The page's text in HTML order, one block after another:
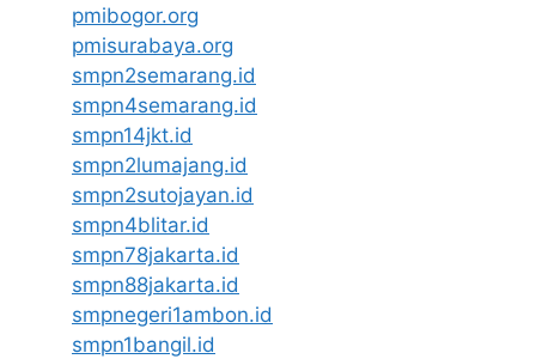
pmibogor.org
pmisurabaya.org
smpn2semarang.id
smpn4semarang.id
smpn14jkt.id
smpn2lumajang.id
smpn2sutojayan.id
smpn4blitar.id
smpn78jakarta.id
smpn88jakarta.id
smpnegeri1ambon.id
smpn1bangil.id